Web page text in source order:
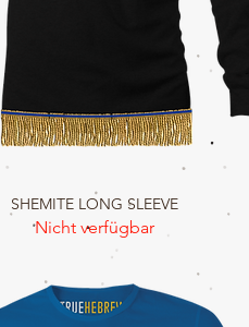
Schnellansicht
SHEMITE LONG SLEEVE
Nicht verfügbar